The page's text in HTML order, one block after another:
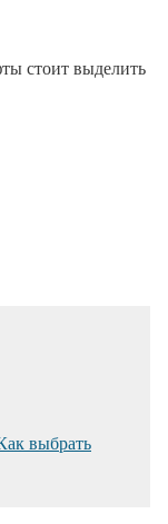
стоит выделить
выбрать